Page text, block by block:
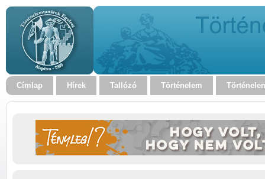
Címlap Hírek Tallózó Történelem